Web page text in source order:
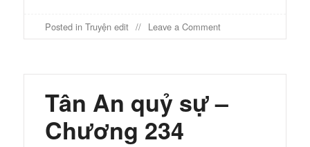
Posted in Truyện edit Leave a Commenton
Tân
sự
Chương
Tân An quỷ sự –
Chương 234